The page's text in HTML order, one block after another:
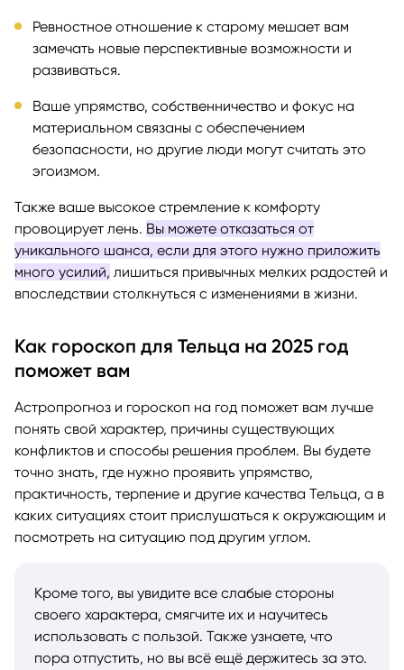
Ревностное отношение к старому мешает вам
замечать новые перспективные возможности и
развиваться.
Ваше упрямство, собственничество и фокус на
материальном связаны с обеспечением
безопасности, но другие люди могут считать это
эгоизмом.
Также ваше высокое стремление к комфорту
провоцирует лень. Вы можете отказаться от
уникального шанса, если для этого нужно приложить
много усилий, лишиться привычных мелких радостей и
впоследствии столкнуться с изменениями в жизни.
Как гороскоп для Тельца на 2025 год
поможет вам
Астропрогноз и гороскоп на год поможет вам лучше
понять свой характер, причины существующих
конфликтов и способы решения проблем. Вы будете
точно знать, где нужно проявить упрямство,
практичность, терпение и другие качества Тельца, а в
каких ситуациях стоит прислушаться к окружающим и
посмотреть на ситуацию под другим углом.
Кроме того, вы увидите все слабые стороны
своего характера, смягчите их и научитесь
использовать с пользой. Также узнаете, что
пора отпустить, но вы всё ещё держитесь за это.